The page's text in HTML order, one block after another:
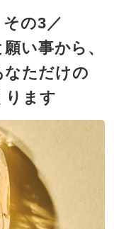
の3／
い事から、
ただけの
ります